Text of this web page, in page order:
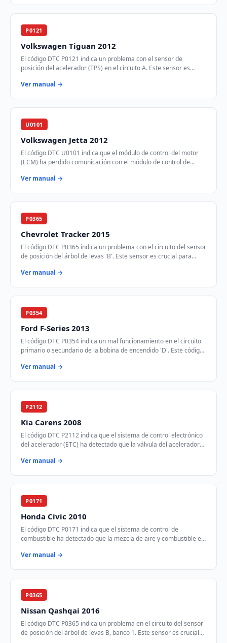
P0121
Volkswagen Tiguan 2012
El código DTC P0121 indica un problema con el sensor de
posición del acelerador (TPS) en el circuito A. Este sensor es
Ver manual →
U0101
Volkswagen Jetta 2012
El código DTC U0101 indica que el módulo de control del motor
(ECM) ha perdido comunicación con el módulo de control de
Ver manual →
P0365
Chevrolet Tracker 2015
El código DTC P0365 indica un problema con el circuito del sensor
de posición del árbol de levas 'B'. Este sensor es crucial para
Ver manual →
P0354
Ford F-Series 2013
El código DTC P0354 indica un mal funcionamiento en el circuito
primario o secundario de la bobina de encendido 'D'. Este código
Ver manual →
P2112
Kia Carens 2008
El código DTC P2112 indica que el sistema de control electrónico
del acelerador (ETC) ha detectado que la válvula del acelerador
Ver manual →
P0171
Honda Civic 2010
El código DTC P0171 indica que el sistema de control de
combustible ha detectado que la mezcla de aire y combustible es
Ver manual →
P0365
Nissan Qashqai 2016
El código DTC P0365 indica un problema en el circuito del sensor
de posición del árbol de levas B, banco 1. Este sensor es crucial